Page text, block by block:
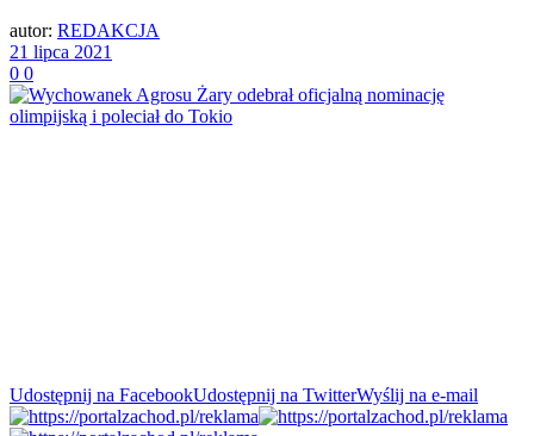
autor: REDAKCJA
21 lipca 2021
0 0
Udostępnij na FacebookUdostępnij na TwitterWyślij na e-mail